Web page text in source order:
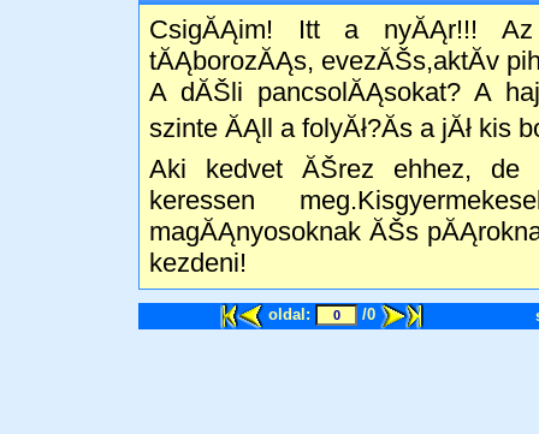
CsigĂĄim! Itt a nyĂĄr!!!
tĂĄborozĂĄs, evezĂŠs,aktĂ­v
A dĂŠli pancsolĂĄsokat? A
szinte ĂĄll a folyĂł?Ăs a jĂł
Aki kedvet ĂŠrez ehhez, de
keressen
magĂĄnyosoknak ĂŠs
kezdeni!
oldal: /0